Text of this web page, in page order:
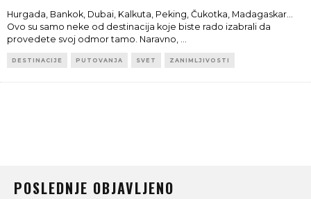
Hurgada, Bankok, Dubai, Kalkuta, Peking, Čukotka, Madagaskar...
Ovo su samo neke od destinacija koje biste rado izabrali da
provedete svoj odmor tamo. Naravno,
DESTINACIJE PUTOVANJA SVET ZANIMLJIVOSTI
POSLEDNJE OBJAVLJENO